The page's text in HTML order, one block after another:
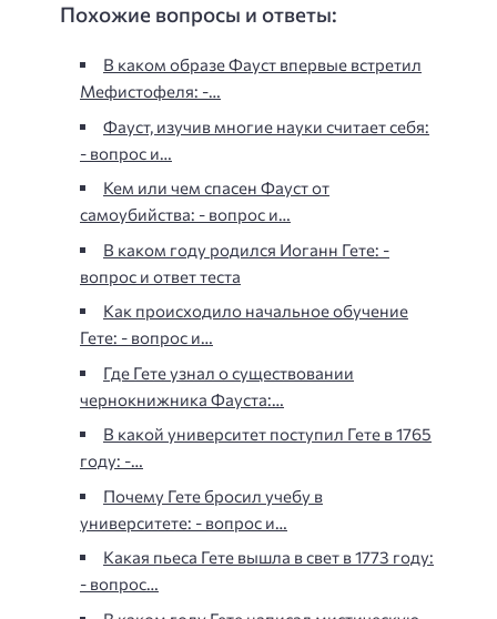
Похожие вопросы и ответы:
В каком образе Фауст впервые встретил
Мефистофеля: -…
Фауст, изучив многие науки считает себя:
- вопрос и…
Кем или чем спасен Фауст от
самоубийства: - вопрос и…
В каком году родился Иоганн Гете: -
вопрос и ответ теста
Как происходило начальное обучение
Гете: - вопрос и…
Где Гете узнал о существовании
чернокнижника Фауста:…
В какой университет поступил Гете в 1765
году: -…
Почему Гете бросил учебу в
университете: - вопрос и…
Какая пьеса Гете вышла в свет в 1773 году:
- вопрос…